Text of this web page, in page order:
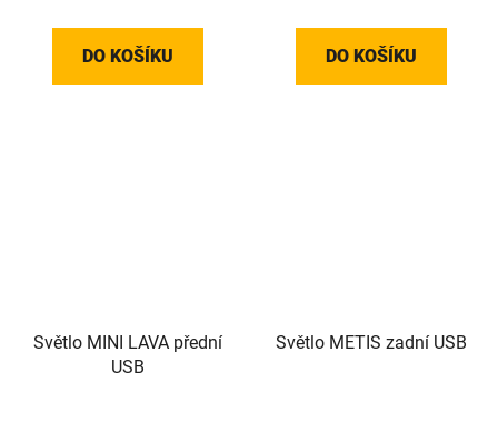
DO KOŠÍKU DO KOŠÍKU
Světlo MINI LAVA přední
USB
Světlo METIS zadní USB